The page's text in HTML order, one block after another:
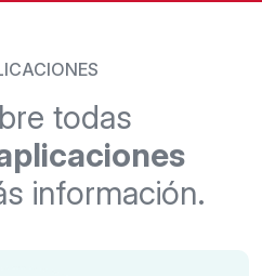
bre todas
plicaciones
s información.